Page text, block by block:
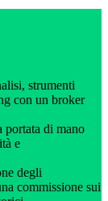
strumenti
con un broker
portata di mano
e
degli
commissione sui